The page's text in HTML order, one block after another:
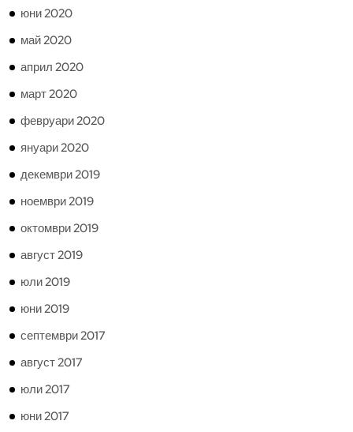
юни 2020
май 2020
април 2020
март 2020
февруари 2020
януари 2020
декември 2019
ноември 2019
октомври 2019
август 2019
юли 2019
юни 2019
септември 2017
август 2017
юли 2017
юни 2017